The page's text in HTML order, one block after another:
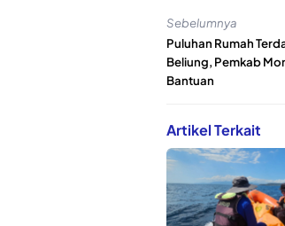
Sebelumnya
Puluhan Rumah
Beliung, Pemkab
Bantuan
Artikel Terkait